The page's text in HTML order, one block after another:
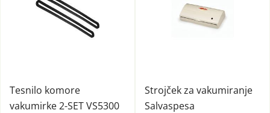
Tesnilo komore
vakumirke 2-SET VS5300
Strojček za vakumiranje
Salvaspesa